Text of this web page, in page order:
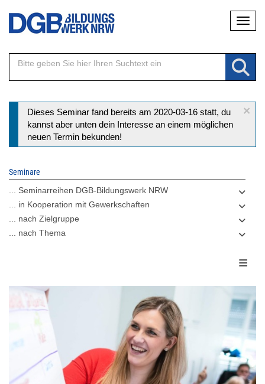
Direkt
Inhalt
×
Statusmeldung
Dieses Seminar fand bereits am 2020-03-16 statt, du
kannst aber unten dein Interesse an einem möglichen
neuen Termin bekunden!
Seminare
... Seminarreihen DGB-Bildungswerk NRW
... in Kooperation mit Gewerkschaften
... nach Zielgruppe
... nach Thema